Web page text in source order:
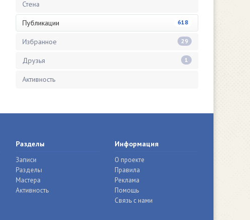
Стена
Публикации 618
Избранное 29
Друзья 1
Активность
Разделы
Записи
Разделы
Мастера
Активность
Информация
О проекте
Правила
Реклама
Помощь
Связь с нами